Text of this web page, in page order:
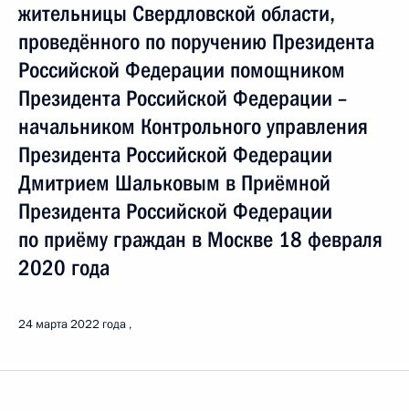
жительницы Свердловской области,
проведённого по поручению Президента
Российской Федерации помощником
Президента Российской Федерации –
начальником Контрольного управления
Президента Российской Федерации
Дмитрием Шальковым в Приёмной
Президента Российской Федерации
по приёму граждан в Москве 18 февраля
2020 года
24 марта 2022 года